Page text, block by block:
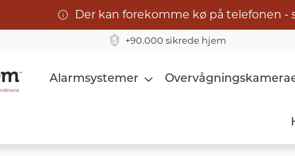
Der kan forekomme kø på telefonen
+90.000 sikrede hjem
Alarmsystemer